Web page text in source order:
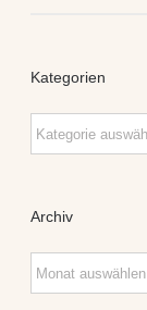
Kategorien
Kategorien
Archiv
Archiv